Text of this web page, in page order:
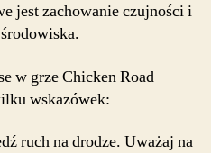
jest zachowanie czujności i
w grze Chicken Road
wskazówek:
ruch na drodze. Uważaj na